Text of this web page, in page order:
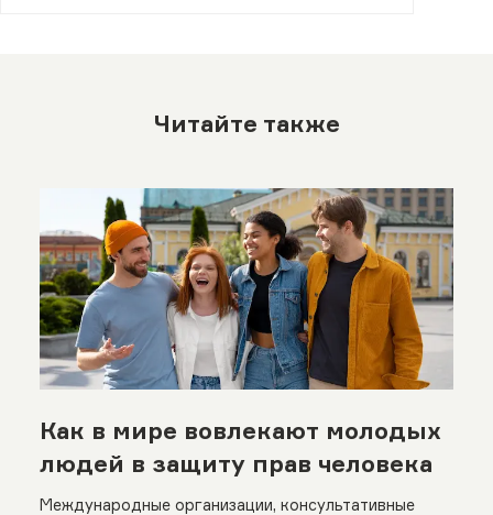
Читайте также
Как в мире вовлекают молодых
людей в защиту прав человека
Международные организации, консультативные